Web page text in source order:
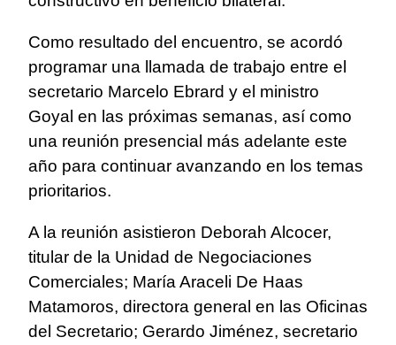
Como resultado del encuentro, se acordó
programar una llamada de trabajo entre el
secretario Marcelo Ebrard y el ministro
Goyal en las próximas semanas, así como
una reunión presencial más adelante este
año para continuar avanzando en los temas
prioritarios.
A la reunión asistieron Deborah Alcocer,
titular de la Unidad de Negociaciones
Comerciales; María Araceli De Haas
Matamoros, directora general en las Oficinas
del Secretario; Gerardo Jiménez, secretario